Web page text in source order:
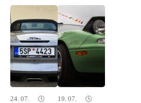
24. 07.
🕓
19. 07.
🕓